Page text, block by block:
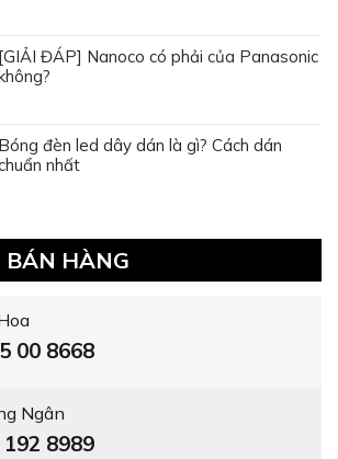
[GIẢI ĐÁP] Nanoco có phải của Panasonic
Bóng đèn led dây dán là gì? Cách dán
nhất
BÁN HÀNG
00 8668
Ngân
192 8989